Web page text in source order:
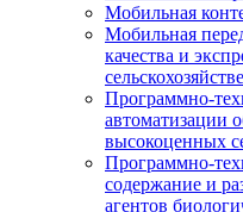
Мобильная
Мобильная
качества и
Программно-
автоматизации
высокоценных
Программно-
содержание и
агентов